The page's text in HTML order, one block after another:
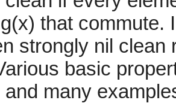
that commute.
strongly nil
basic
and many